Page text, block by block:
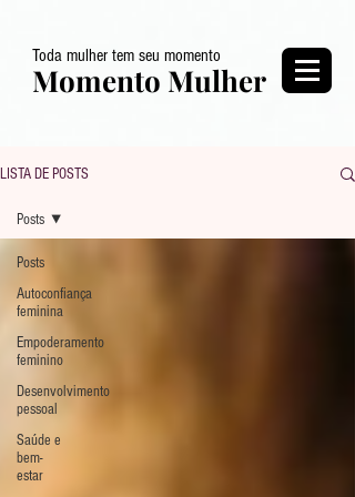
Momento Mulher
Toda mulher tem seu momento
LISTA DE POSTS
Posts
Autoconfiança
feminina
Empoderamento
feminino
Desenvolvimento
pessoal
Saúde e
bem-
estar
Posts